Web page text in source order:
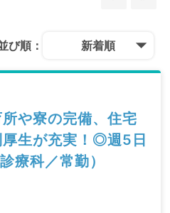
び順： 新着順
所や寮の完備、住宅
生が充実！◎週5日
療科／常勤）